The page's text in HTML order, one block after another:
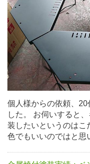
個人様からの依頼、20
した。 お伺いすると
装したいというのはこ
色でもいいのではと